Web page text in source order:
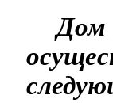
Дом